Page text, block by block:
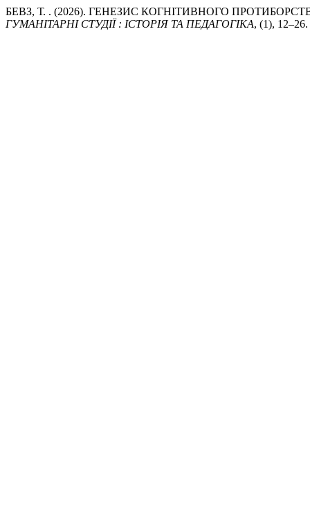
БЕВЗ, Т. . (2026). ГЕНЕЗИС КОГНІТИВНОГО
ГУМАНІТАРНІ СТУДІЇ : ІСТОРІЯ ТА ПЕДАГОГІКА, (1),